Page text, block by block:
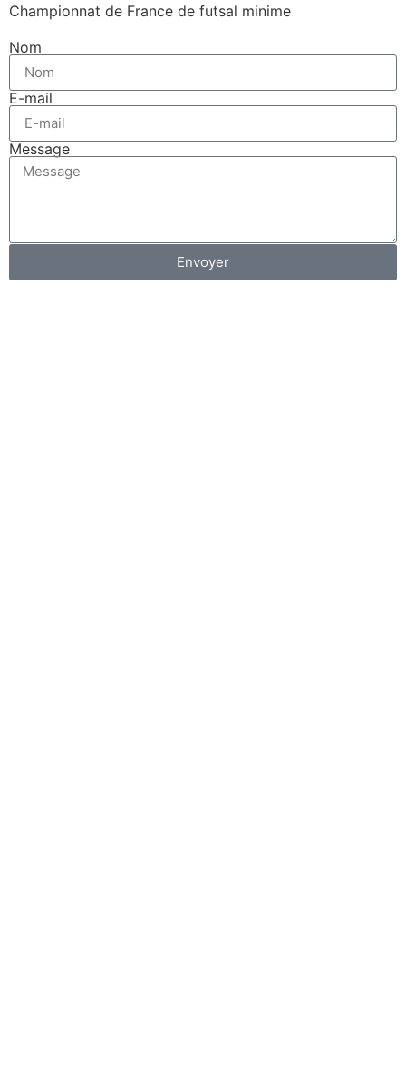
Championnat de France de futsal minime
Nom
E-mail
Message
Envoyer